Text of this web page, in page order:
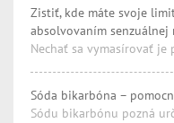
Zistiť, kde máte svoje
absolvovaním senzuálnej
Nechať sa vymasírovať je
Sóda bikarbóna –
Sódu bikarbónu pozná